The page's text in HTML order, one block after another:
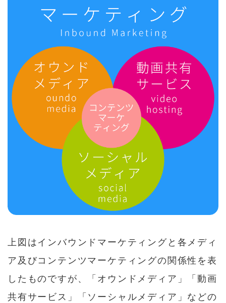
上図はインバウンドマーケティングと各メディ
ア及びコンテンツマーケティングの関係性を表
したものですが、「オウンドメディア」「動画
共有サービス」「ソーシャルメディア」などの